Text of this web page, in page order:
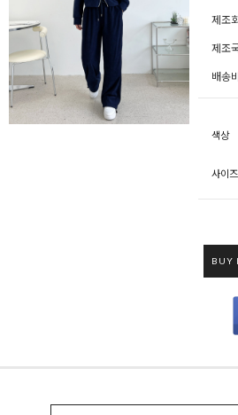
제조
제조
배송비
색상
사이즈
BUY